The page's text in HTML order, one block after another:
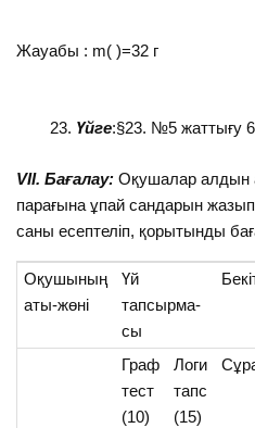
Жауабы : m( )=32 г
Үйге:§23. №5 жаттығу
VII. Бағалау: Оқушалар алдын
парағына ұпай сандарын
саны есептеліп, қорытынды
Оқушының
аты-жөні
Үй
тапсырма-
сы
Граф
тест
(10)
Логи
тапс
(15)